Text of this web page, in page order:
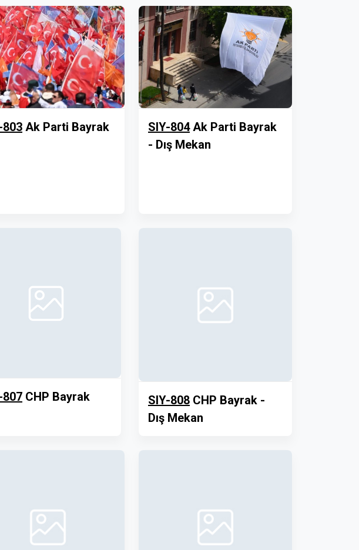
803 Ak Parti Bayrak SIY-804Ak Parti Bayrak
- Dış Mekan
807 CHP Bayrak SIY-808 CHP Bayrak -
Dış Mekan